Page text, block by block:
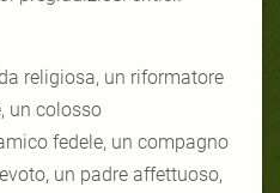
religiosa, un riformatore
un colosso
fedele, un compagno
un padre affettuoso,